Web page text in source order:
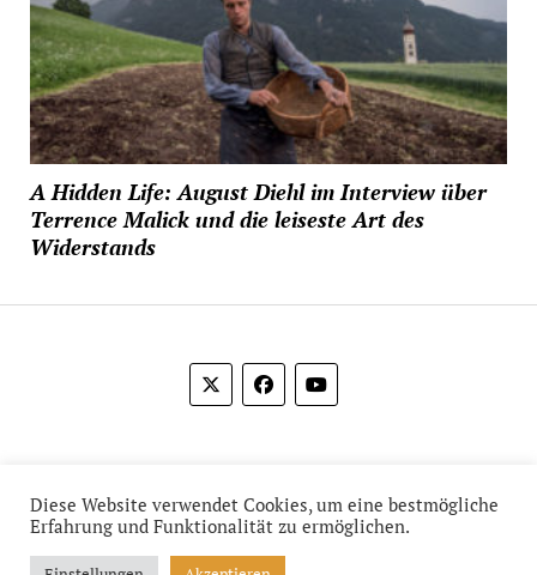
A Hidden Life: August Diehl im Interview über
Terrence Malick und die leiseste Art des
Widerstands
Diese Website verwendet Cookies, um eine bestmögliche
Erfahrung und Funktionalität zu ermöglichen.